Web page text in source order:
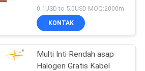
0.1USD to 5.0USD MOQ:2000m
KONTAK
Multi Inti Rendah asap
Halogen Gratis Kabel